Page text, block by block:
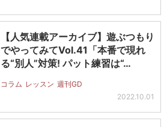
【人気連載アーカイブ】遊ぶつもり
でやってみてVol.41「本番で現れ
る“別人”対策! パット練習は“…
コラム レッスン 週刊GD
2022.10.01